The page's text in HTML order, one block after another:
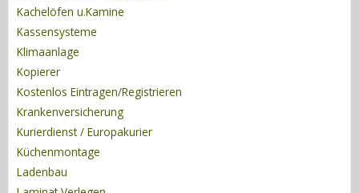
Kachelöfen u.Kamine
Kassensysteme
Klimaanlage
Kopierer
Kostenlos Eintragen/Registrieren
Krankenversicherung
Kurierdienst / Europakurier
Küchenmontage
Ladenbau